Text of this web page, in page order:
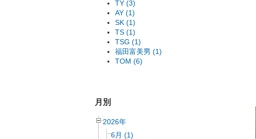
TY (3)
AY (1)
SK (1)
TS (1)
TSG (1)
福田富美男 (1)
TOM (6)
月別
2026年
6月 (1)